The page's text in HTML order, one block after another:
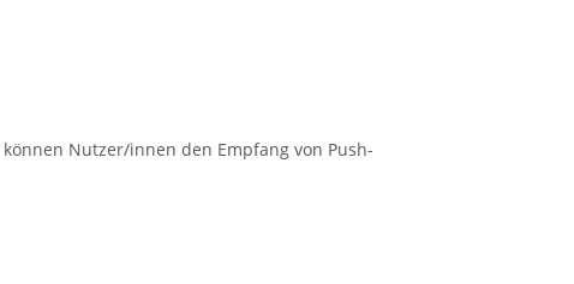
Nutzer/innen den Empfang von Push-